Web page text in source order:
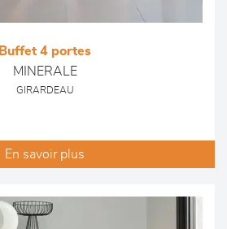
Buffet 4 portes
MINERALE
GIRARDEAU
En savoir plus